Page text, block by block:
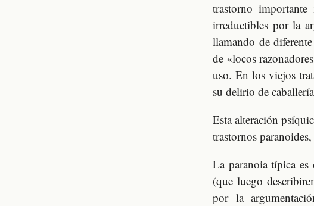
trastorno importante
irreductibles por la
llamando de
de «locos
uso. En los viejos
su delirio de
Esta alteración
trastornos
La paranoia típica
(que luego
por la